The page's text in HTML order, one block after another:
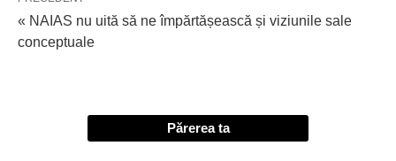
« NAIAS nu uită să ne împărtășească și viziunile sale
conceptuale
Părerea ta